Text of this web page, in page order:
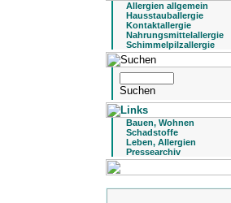
Allergien allgemein
Hausstauballergie
Kontaktallergie
Nahrungsmittelallergie
Schimmelpilzallergie
Bauen, Wohnen
Schadstoffe
Leben, Allergien
Pressearchiv